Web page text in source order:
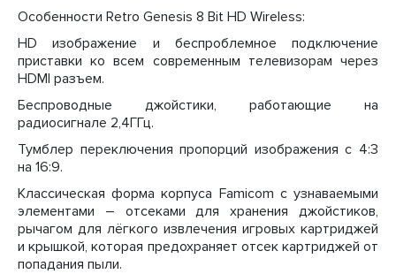
Особенности Retro Genesis 8 Bit HD Wireless:
HD изображение и беспроблемное подключение
приставки ко всем современным телевизорам через
HDMI разъем.
Беспроводные джойстики, работающие на
радиосигнале 2,4ГГц.
Тумблер переключения пропорций изображения с 4:3
на 16:9.
Классическая форма корпуса Famicom с узнаваемыми
элементами – отсеками для хранения джойстиков,
рычагом для лёгкого извлечения игровых картриджей
и крышкой, которая предохраняет отсек картриджей от
попадания пыли.